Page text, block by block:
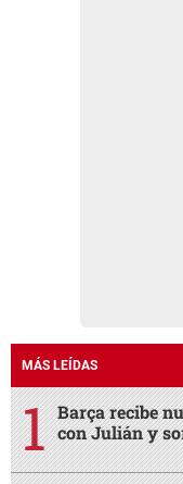
MÁS LEÍDAS
Barça recibe
con Julián y